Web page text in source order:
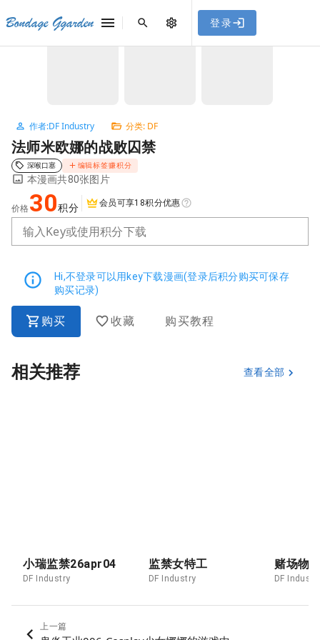
，使用遇到
问题请联系客服。
Bondage Ggarden 登录
首页 / DF / 法师米欧娜的战败囚禁
作者:DF Industry 分类: DF
法师米欧娜的战败囚禁
深喉口塞 编辑标签赚积分
本漫画共80张图片
价格 30积分 会员可享18积分优惠
输入Key或使用积分下载
Hi,不登录可以用key下载漫画(登录后积分购买可保存
购买记录)
购买 收藏 购买教程
相关推荐 查看全部
小瑞监禁26apr04
DF Industry
监禁女特工
DF Industry
赌场物
DF
上一篇